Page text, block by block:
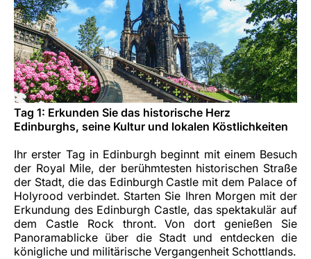
Tag 1: Erkunden Sie das historische Herz
Edinburghs, seine Kultur und lokalen Köstlichkeiten
Ihr erster Tag in Edinburgh beginnt mit einem Besuch
der Royal Mile, der berühmtesten historischen Straße
der Stadt, die das Edinburgh Castle mit dem Palace of
Holyrood verbindet. Starten Sie Ihren Morgen mit der
Erkundung des Edinburgh Castle, das spektakulär auf
dem Castle Rock thront. Von dort genießen Sie
Panoramablicke über die Stadt und entdecken die
königliche und militärische Vergangenheit Schottlands.